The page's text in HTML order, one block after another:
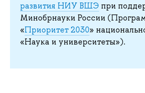
развития НИУ ВШЭ при
Минобрнауки России
«Приоритет 2030»
«Наука и университеты»).